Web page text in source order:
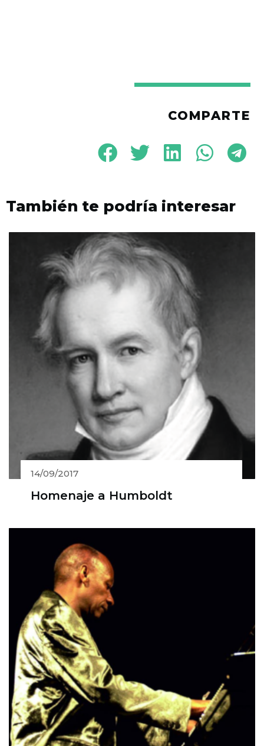
COMPARTE
También te podría interesar
14/09/2017
Homenaje a Humboldt